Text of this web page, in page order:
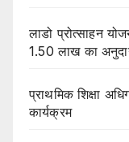
लाडो प्रोत्साहन
1.50 लाख का
प्राथमिक शिक्षा
कार्यक्रम